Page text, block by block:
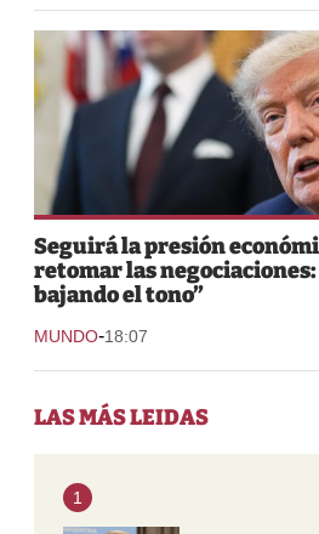
Seguirá la presión
retomar las negociaciones:
bajando el tono”
MUNDO-18:07
LAS MÁS LEIDAS
1